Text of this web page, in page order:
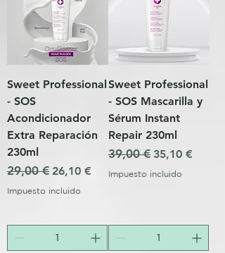
Sweet Professional
- SOS
Acondicionador
Extra Reparación
230ml
Precio
29,00 € Precio de oferta
26,10 €
Impuesto incluido
Sweet Professional
- SOS Mascarilla y
Sérum Instant
Repair 230ml
Precio
39,00 € Precio de
35,10 €
Impuesto incluido